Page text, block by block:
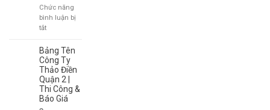
Hiện
Đại,
Thi
Theo
Yêu
Cầu
Chức năng
bình luận bị
tắtở
Tên
Công
Ty
Thảo
Điền
Đẹp
Bảng Tên
Công Ty
Thảo Điền
Quận 2 |
Thi Công &
Báo Giá